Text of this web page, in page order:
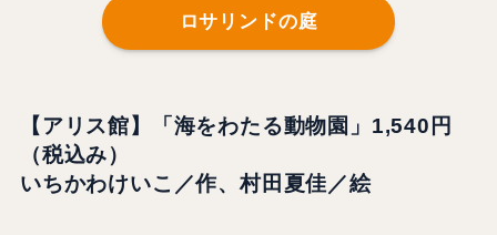
ロサリンドの庭
【アリス館】「海をわたる動物園」1,540円
（税込み）
いちかわけいこ／作、村田夏佳／絵